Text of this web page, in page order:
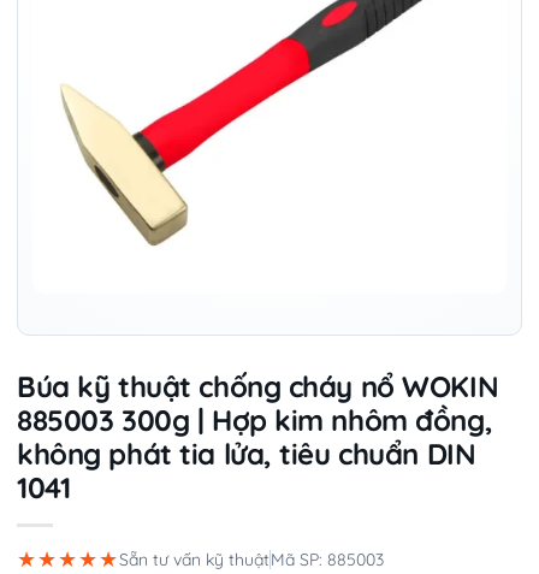
Búa kỹ thuật chống cháy nổ WOKIN
885003 300g | Hợp kim nhôm đồng,
không phát tia lửa, tiêu chuẩn DIN
1041
★★★★★Sẵn tư vấn kỹ thuậtMã SP: 885003